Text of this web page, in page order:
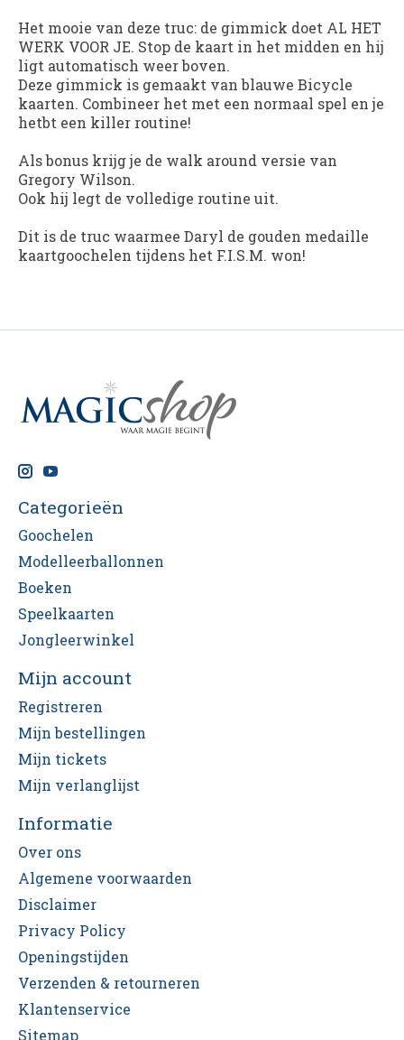
Het mooie van deze truc: de gimmick doet AL HET
WERK VOOR JE. Stop de kaart in het midden en hij
ligt automatisch weer boven.
Deze gimmick is gemaakt van blauwe Bicycle
kaarten. Combineer het met een normaal spel en je
hetbt een killer routine!
Als bonus krijg je de walk around versie van
Gregory Wilson.
Ook hij legt de volledige routine uit.
Dit is de truc waarmee Daryl de gouden medaille
kaartgoochelen tijdens het F.I.S.M. won!
Categorieën
Goochelen
Modelleerballonnen
Boeken
Speelkaarten
Jongleerwinkel
Mijn account
Registreren
Mijn bestellingen
Mijn tickets
Mijn verlanglijst
Informatie
Over ons
Algemene voorwaarden
Disclaimer
Privacy Policy
Openingstijden
Verzenden & retourneren
Klantenservice
Sitemap